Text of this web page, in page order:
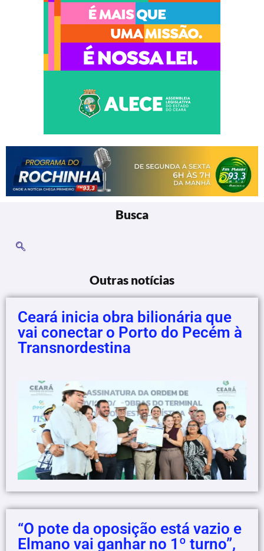
Busca
Outras notícias
Ceará inicia obra bilionária que
vai conectar o Porto do Pecém à
Transnordestina
“O pote da oposição está vazio e
Elmano vai ganhar no 1º turno”,